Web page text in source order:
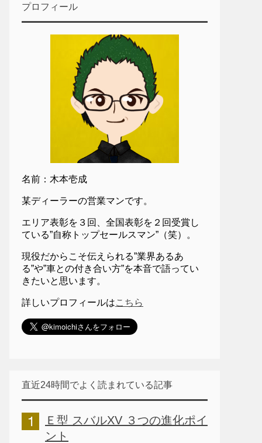
プロフィール
名前：木本壱成
某ディーラーの営業マンです。
エリア表彰を３回、全国表彰を２回受賞し
ている”自称トップセールスマン”（笑）。
現役だからこそ伝えられる”業界あるあ
る”や”車との付き合い方”を本音で語ってい
きたいと思います。
詳しいプロフィールはこちら
直近24時間でよく読まれている記事
Ｅ型 スバルXV ３つの進化ポイ
ント